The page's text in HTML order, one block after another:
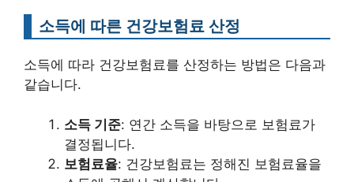
소득에 따른 건강보험료 산정
소득에 따라 건강보험료를 산정하는 방법은 다음과
같습니다.
소득 기준: 연간 소득을 바탕으로 보험료가
결정됩니다.
보험료율: 건강보험료는 정해진 보험료율을